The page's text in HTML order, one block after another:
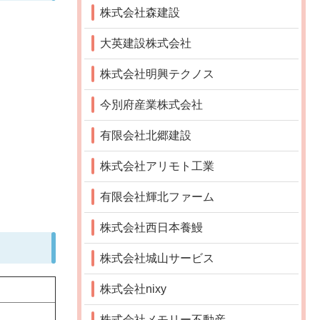
株式会社森建設
大英建設株式会社
株式会社明興テクノス
今別府産業株式会社
有限会社北郷建設
株式会社アリモト工業
有限会社輝北ファーム
株式会社西日本養鰻
株式会社城山サービス
株式会社nixy